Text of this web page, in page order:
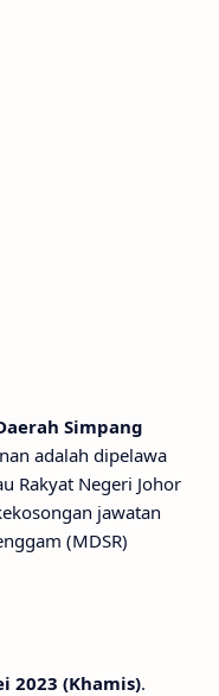
Simpang
adalah dipelawa
Rakyat Negeri Johor
jawatan
(MDSR)
2023 (Khamis).